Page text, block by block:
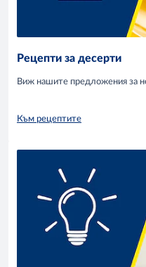
Рецепти за десерти
Виж нашите предложения за
Към рецептите